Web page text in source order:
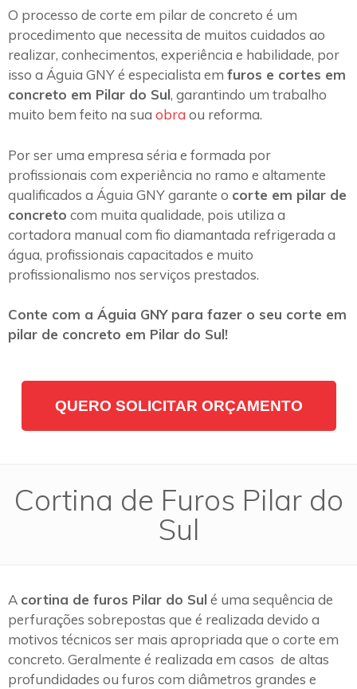
O processo de corte em pilar de concreto é um
procedimento que necessita de muitos cuidados ao
realizar, conhecimentos, experiência e habilidade, por
isso a Águia GNY é especialista em furos e cortes em
concreto em Pilar do Sul, garantindo um trabalho
muito bem feito na sua obra ou reforma.
Por ser uma empresa séria e formada por
profissionais com experiência no ramo e altamente
qualificados a Águia GNY garante o corte em pilar de
concreto com muita qualidade, pois utiliza a
cortadora manual com fio diamantada refrigerada a
água, profissionais capacitados e muito
profissionalismo nos serviços prestados.
Conte com a Águia GNY para fazer o seu corte em
pilar de concreto em Pilar do Sul!
QUERO SOLICITAR ORÇAMENTO
Cortina de Furos Pilar do
Sul
A cortina de furos Pilar do Sul é uma sequência de
perfurações sobrepostas que é realizada devido a
motivos técnicos ser mais apropriada que o corte em
concreto. Geralmente é realizada em casos de altas
profundidades ou furos com diâmetros grandes e